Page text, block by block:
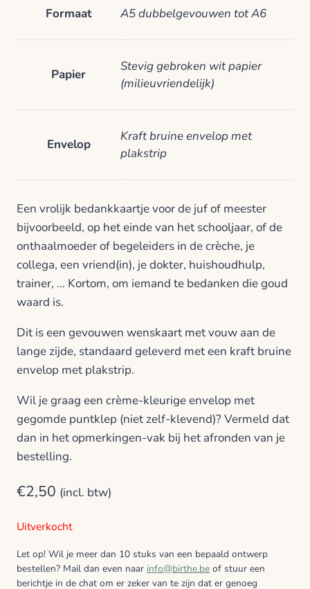
Formaat A5 dubbelgevouwen tot A6
Papier
Stevig gebroken wit papier
(milieuvriendelijk)
Envelop
Kraft bruine envelop met
plakstrip
Een vrolijk bedankkaartje voor de juf of meester
bijvoorbeeld, op het einde van het schooljaar, of de
onthaalmoeder of begeleiders in de crèche, je
collega, een vriend(in), je dokter, huishoudhulp,
trainer, … Kortom, om iemand te bedanken die goud
waard is.
Dit is een gevouwen wenskaart met vouw aan de
lange zijde, standaard geleverd met een kraft bruine
envelop met plakstrip.
Wil je graag een crème-kleurige envelop met
gegomde puntklep (niet zelf-klevend)? Vermeld dat
dan in het opmerkingen-vak bij het afronden van je
bestelling.
€2,50 (incl. btw)
Uitverkocht
Let op! Wil je meer dan 10 stuks van een bepaald ontwerp
bestellen? Mail dan even naar info@birthe.be of stuur een
berichtje in de chat om er zeker van te zijn dat er genoeg